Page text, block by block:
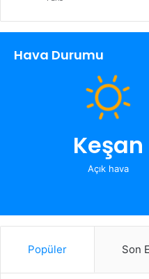
Hava Durumu
Keşan
Açık hava
Popüler Son